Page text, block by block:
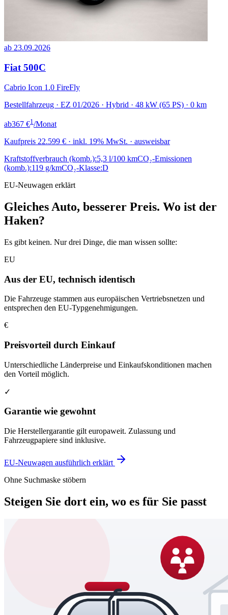
ab 23.09.2026
Fiat 500C
Cabrio Icon 1.0 FireFly
Bestellfahrzeug · EZ 01/2026 · Hybrid · 48 kW (65 PS) · 0 km
ab367 €1 /Monat
Kaufpreis 22.599 € · inkl. 19% MwSt. · ausweisbar
Kraftstoffverbrauch (komb.):5,3 l/100 kmCO₂-Emissionen
(komb.):119 g/kmCO₂-Klasse:D
EU-Neuwagen erklärt
Gleiches Auto, besserer Preis. Wo ist der
Haken?
Es gibt keinen. Nur drei Dinge, die man wissen sollte:
EU
Aus der EU, technisch identisch
Die Fahrzeuge stammen aus europäischen Vertriebsnetzen und
entsprechen den EU-Typgenehmigungen.
€
Preisvorteil durch Einkauf
Unterschiedliche Länderpreise und Einkaufskonditionen machen
den Vorteil möglich.
✓
Garantie wie gewohnt
Die Herstellergarantie gilt europaweit. Zulassung und
Fahrzeugpapiere sind inklusive.
EU-Neuwagen ausführlich erklärt
Ohne Suchmaske stöbern
Steigen Sie dort ein, wo es für Sie passt